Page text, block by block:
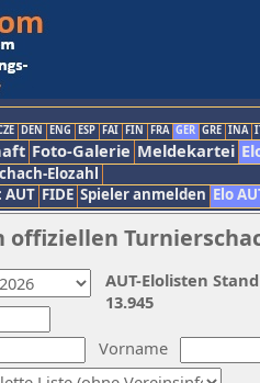
DEN ENG ESP FAI FIN FRA GER GRE INA
Foto-Galerie Meldekartei
Elozahl
FIDE Spieler anmelden Elo
Vorname
AUT-Elolisten
13.945